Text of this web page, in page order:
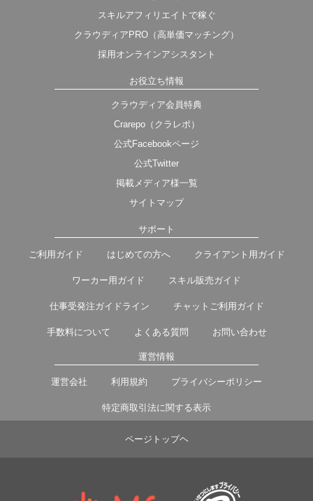
スキルアフィリエイトで稼ぐ
クラウディアPRO（高単価マッチング）
採用オンラインアシスタント
お役立ち情報
クラウディア会員特典
Crarepo（クラレポ）
公式Facebookページ
公式Twitter
掲載メディア様一覧
サイトマップ
サポート
ご利用ガイド はじめての方へ クライアント用ガイド
ワーカー用ガイド スキル販売ガイド
仕事受発注ガイドライン チャットご利用ガイド
手数料について よくある質問 お問い合わせ
運営情報
運営会社 利用規約 プライバシーポリシー
特定商取引法に関する表示
ページトップヘ